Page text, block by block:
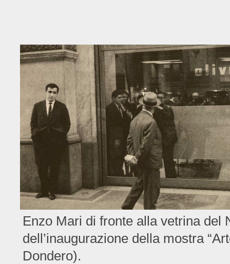
Enzo Mari di fronte alla vetrina del
dell’inaugurazione della mostra
Dondero).